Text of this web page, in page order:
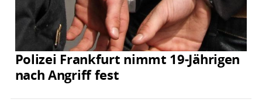
Polizei Frankfurt nimmt 19-Jährigen
nach Angriff fest